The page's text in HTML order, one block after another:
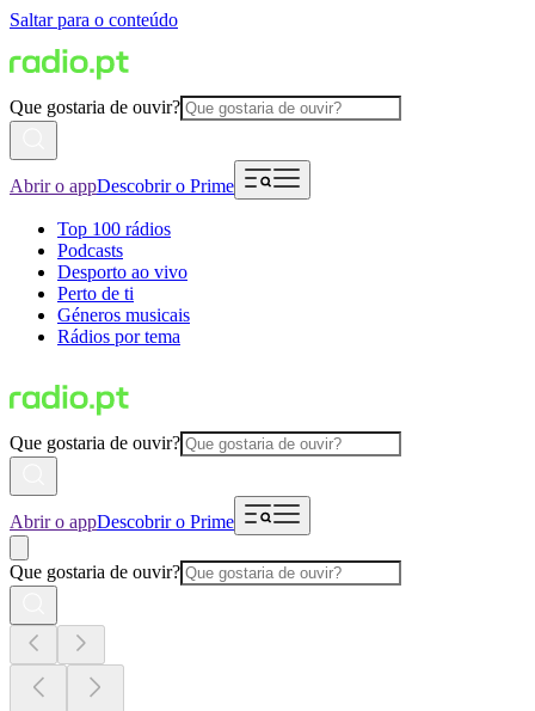
Saltar para o conteúdo
Que gostaria de ouvir?
Abrir o appDescobrir o Prime
Top 100 rádios
Podcasts
Desporto ao vivo
Perto de ti
Géneros musicais
Rádios por tema
Que gostaria de ouvir?
Abrir o appDescobrir o Prime
Que gostaria de ouvir?